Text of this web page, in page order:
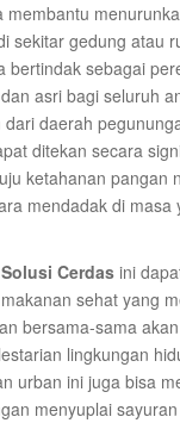
membantu
gedung atau
sebagai
asri bagi seluruh
daerah
ditekan secara
ketahanan pangan
mendadak di
Cerdas ini
sehat yang
bersama-sama
lingkungan
urban ini juga bisa
menyuplai